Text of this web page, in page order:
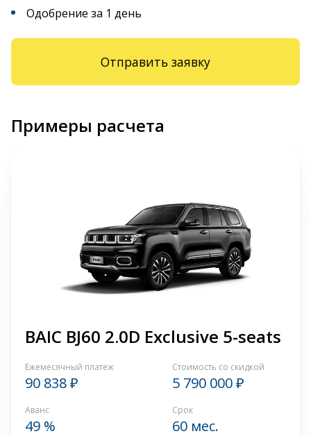
Одобрение за 1 день
Отправить заявку
Примеры расчета
BAIC BJ60 2.0D Exclusive 5-seats
Ежемесячный платеж
90 838 ₽
Стоимость со скидкой
5 790 000 ₽
Аванс
49 %
Срок
60 мес.